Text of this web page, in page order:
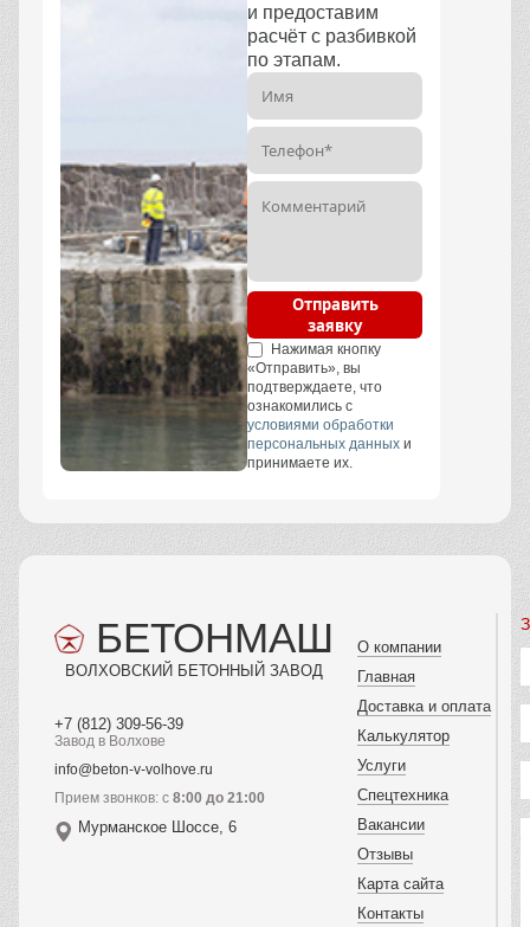
и предоставим
расчёт с разбивкой
по этапам.
Отправить
заявку
Нажимая кнопку
«Отправить», вы
подтверждаете, что
ознакомились с
условиями обработки
персональных данных и
принимаете их.
БЕТОНМАШ
ВОЛХОВСКИЙ БЕТОННЫЙ ЗАВОД
+7 (812) 309-56-39
Завод в Волхове
info@beton-v-volhove.ru
Прием звонков: с 8:00 до 21:00
Мурманское Шоссе, 6
О компании
Главная
Доставка и оплата
Калькулятор
Услуги
Спецтехника
Вакансии
Отзывы
Карта сайта
Контакты